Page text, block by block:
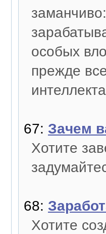
особых
прежде
67: Зaчем
Хотите
68:
Хотите